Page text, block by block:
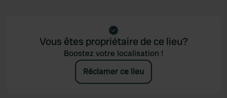
Vous êtes propriétaire de ce lieu?
Boostez votre localisation !
Réclamer ce lieu